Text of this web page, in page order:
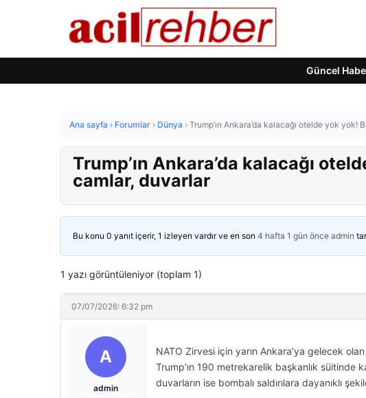
Güncel
Ana sayfa › Forumlar › Dünya › Trump’ın Ankara’da kalacağı otelde yok yok!
Trump’ın Ankara’da kalacağı
camlar, duvarlar
Bu konu 0 yanıt içerir, 1 izleyen vardır ve en son 4 hafta 1 gün önce admin
1 yazı görüntüleniyor (toplam 1)
07/07/2026: 6:32 pm
A
admin
NATO Zirvesi için yarın Ankara’ya gelecek
Trump’ın 190 metrekarelik başkanlık süitinde
duvarların ise bombalı saldırılara dayanıklı